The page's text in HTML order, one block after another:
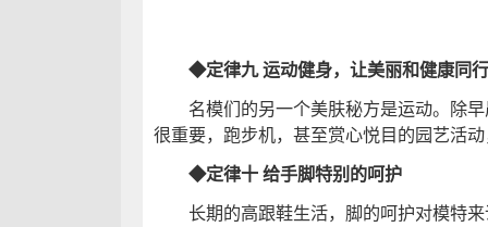
◆定律九 运动健身，让美丽和健康同行
名模们的另一个美肤秘方是运动。除早
很重要，跑步机，甚至赏心悦目的园艺活
◆定律十 给手脚特别的呵护
长期的高跟鞋生活，脚的呵护对模特来